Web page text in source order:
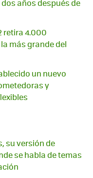
años después de
retira 4.000
más grande del
un nuevo
y
su versión de
se habla de temas